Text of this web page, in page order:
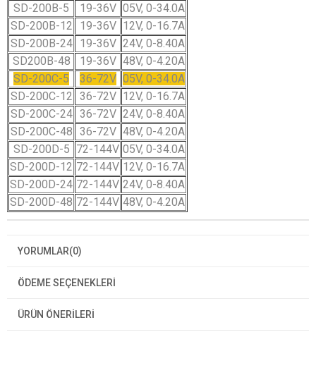
SD-200B-5
19-36V 05V, 0-34.0A
SD-200B-12
19-36V 12V, 0-16.7A
SD-200B-24
19-36V 24V, 0-8.40A
SD200B-48
19-36V 48V, 0-4.20A
SD-200C-5
36-72V 05V, 0-34.0A
SD-200C-12
36-72V 12V, 0-16.7A
SD-200C-24 36-72V 24V, 0-8.40A
SD-200C-48 36-72V 48V, 0-4.20A
SD-200D-5 72-144V 05V, 0-34.0A
SD-200D-12 72-144V 12V, 0-16.7A
SD-200D-24 72-144V 24V, 0-8.40A
SD-200D-48 72-144V 48V, 0-4.20A
YORUMLAR(0)
ÖDEME SEÇENEKLERI
ÜRÜN ÖNERILERI